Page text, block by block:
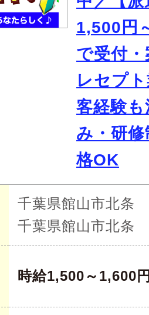
1,500円
で受付
レセプ
客経験
み・研
格OK
千葉県館山市北条
千葉県館山市北条
時給1,500～1,600